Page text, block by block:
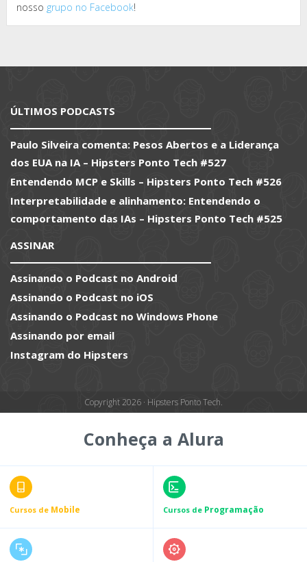
nosso grupo no Facebook!
ÚLTIMOS PODCASTS
Paulo Silveira comenta: Pesos Abertos e a Liderança
dos EUA na IA – Hipsters Ponto Tech #527
Entendendo MCP e Skills – Hipsters Ponto Tech #526
Interpretabilidade e alinhamento: Entendendo o
comportamento das IAs – Hipsters Ponto Tech #525
ASSINAR
Assinando o Podcast no Android
Assinando o Podcast no iOS
Assinando o Podcast no Windows Phone
Assinando por email
Instagram do Hipsters
Copyright 2026 · Hipsters Ponto Tech.
Conheça a Alura
Cursos de Mobile Cursos de Programação